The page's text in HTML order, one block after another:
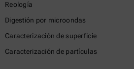
Reología
Digestión por microondas
Caracterización de superficie
Caracterización de partículas